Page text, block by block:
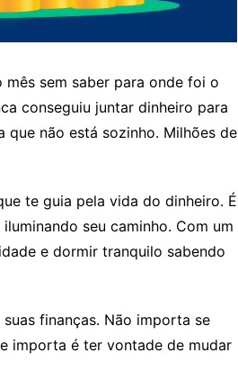
sem saber para onde foi o
conseguiu juntar dinheiro para
que não está sozinho. Milhões de
te guia pela vida do dinheiro. É
seu caminho. Com um
e dormir tranquilo sabendo
finanças. Não importa se
importa é ter vontade de mudar